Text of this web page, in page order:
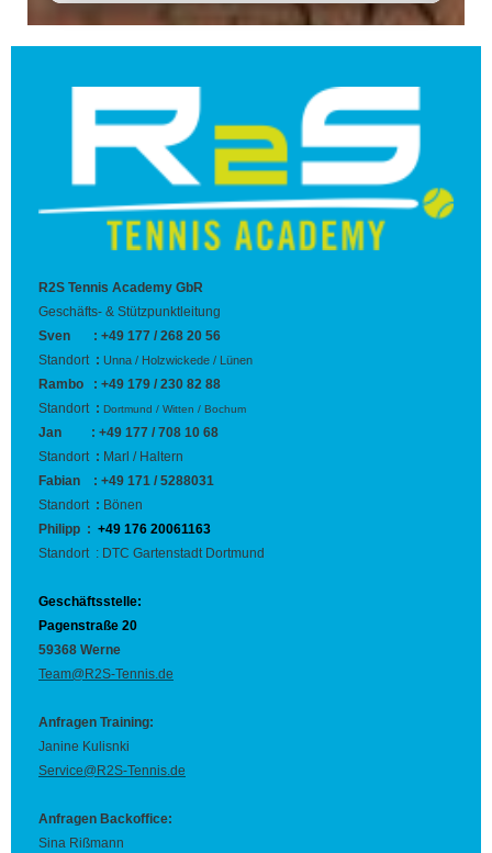
R2S Tennis Academy GbR
Geschäfts- & Stützpunktleitung
Sven : +49 177 / 268 20 56
Standort : Unna / Holzwickede / Lünen
Rambo : +49 179 / 230 82 88
Standort : Dortmund / Witten / Bochum
Jan : +49 177 / 708 10 68
Standort : Marl / Haltern
Fabian
: +49 171 / 5288031
Standort : Bönen
Philipp : +49 176 20061163
Standort : DTC Gartenstadt Dortmund
Geschäftsstelle:
Pagenstraße 20
59368 Werne
Team@R2S-Tennis.de
Anfragen Training:
Janine Kulisnki
Service@R2S-Tennis.de
Anfragen Backoffice:
Sina Rißmann